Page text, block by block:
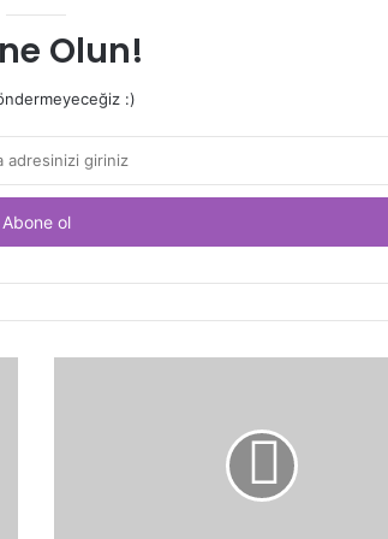
Olun!
:)